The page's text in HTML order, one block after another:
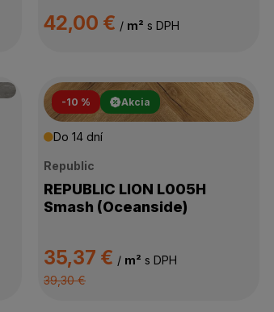
42,00 € / m² s DPH
-10 % Akcia
Do 14 dní
Republic
REPUBLIC LION L005H
Smash (Oceanside)
35,37 € / m² s DPH
39,30 €